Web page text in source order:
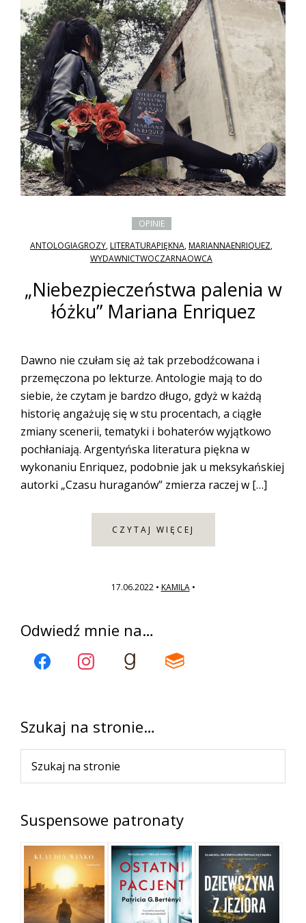
OPINIE
ANTOLOGIAGROZY,LITERATURAPIĘKNA,MARIANNAENRIQUEZ,
WYDAWNICTWOCZARNAOWCA
„Niebezpieczeństwa palenia w
łóżku” Mariana Enriquez
Dawno nie czułam się aż tak przebodźcowana i
przemęczona po lekturze. Antologie mają to do
siebie, że czytam je bardzo długo, gdyż w każdą
historię angażuję się w stu procentach, a ciągłe
zmiany scenerii, tematyki i bohaterów wyjątkowo
pochłaniają. Argentyńska literatura piękna w
wykonaniu Enriquez, podobnie jak u meksykańskiej
autorki „Czasu huraganów” zmierza raczej w […]
CZYTAJ WIĘCEJ
17.06.2022• KAMILA•
Pierwszy
panel
boczny
Odwiedź mnie na…
Szukaj na stronie…
na
Suspensowe patronaty